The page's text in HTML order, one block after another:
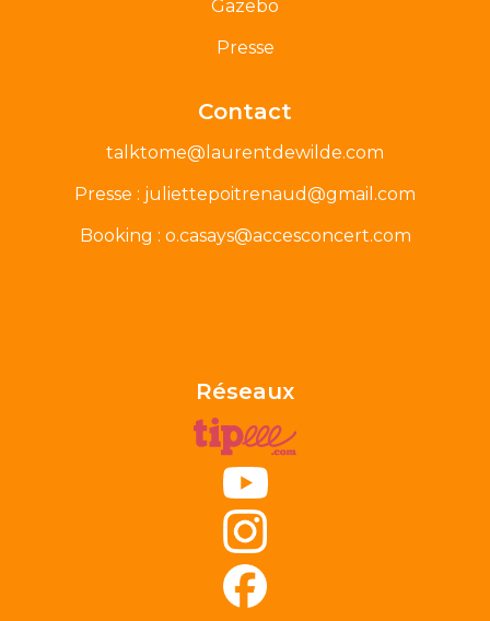
Gazebo
Presse
Contact
talktome@laurentdewilde.com
Presse : juliettepoitrenaud@gmail.com
Booking : o.casays@accesconcert.com
Réseaux